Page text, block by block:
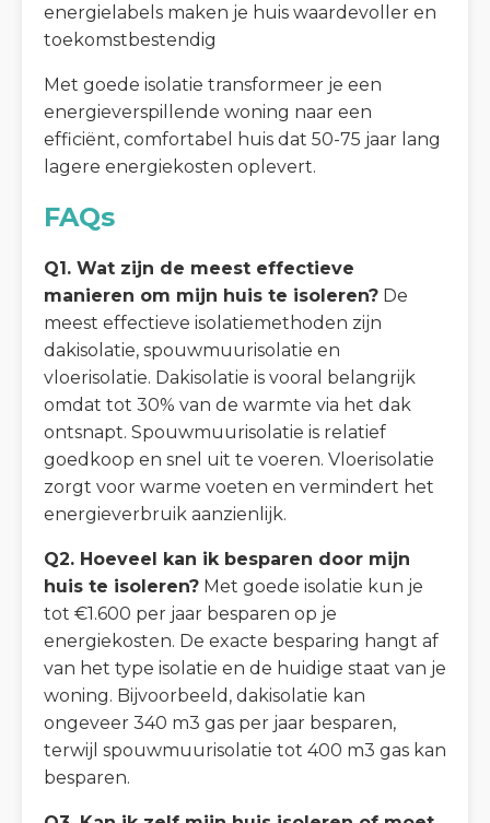
energielabels maken je huis waardevoller en
toekomstbestendig
Met goede isolatie transformeer je een
energieverspillende woning naar een
efficiënt, comfortabel huis dat 50-75 jaar lang
lagere energiekosten oplevert.
FAQs
Q1. Wat zijn de meest effectieve
manieren om mijn huis te isoleren? De
meest effectieve isolatiemethoden zijn
dakisolatie, spouwmuurisolatie en
vloerisolatie. Dakisolatie is vooral belangrijk
omdat tot 30% van de warmte via het dak
ontsnapt. Spouwmuurisolatie is relatief
goedkoop en snel uit te voeren. Vloerisolatie
zorgt voor warme voeten en vermindert het
energieverbruik aanzienlijk.
Q2. Hoeveel kan ik besparen door mijn
huis te isoleren? Met goede isolatie kun je
tot €1.600 per jaar besparen op je
energiekosten. De exacte besparing hangt af
van het type isolatie en de huidige staat van je
woning. Bijvoorbeeld, dakisolatie kan
ongeveer 340 m3 gas per jaar besparen,
terwijl spouwmuurisolatie tot 400 m3 gas kan
besparen.